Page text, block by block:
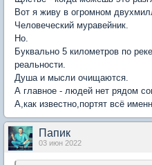
Вот я живу в огромном
Человеческий муравейник.
Но.
Буквально 5 километров по
реальности.
Душа и мысли очищаются.
А главное - людей нет рядом
А,как известно,портят всё
Папик
03 июн 2022